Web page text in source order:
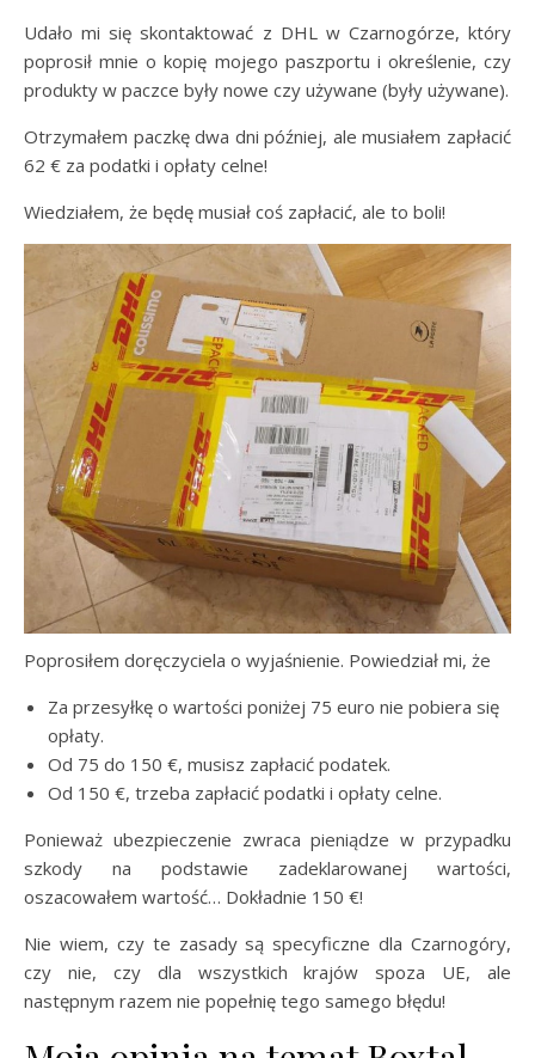
Udało mi się skontaktować z DHL w Czarnogórze, który
poprosił mnie o kopię mojego paszportu i określenie, czy
produkty w paczce były nowe czy używane (były używane).
Otrzymałem paczkę dwa dni później, ale musiałem zapłacić
62 € za podatki i opłaty celne!
Wiedziałem, że będę musiał coś zapłacić, ale to boli!
Poprosiłem doręczyciela o wyjaśnienie. Powiedział mi, że
Za przesyłkę o wartości poniżej 75 euro nie pobiera się
opłaty.
Od 75 do 150 €, musisz zapłacić podatek.
Od 150 €, trzeba zapłacić podatki i opłaty celne.
Ponieważ ubezpieczenie zwraca pieniądze w przypadku
szkody na podstawie zadeklarowanej wartości,
oszacowałem wartość… Dokładnie 150 €!
Nie wiem, czy te zasady są specyficzne dla Czarnogóry,
czy nie, czy dla wszystkich krajów spoza UE, ale
następnym razem nie popełnię tego samego błędu!